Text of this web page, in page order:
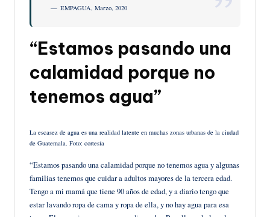
EMPAGUA, Marzo, 2020
“Estamos pasando una
calamidad porque no
tenemos agua”
La escasez de agua es una realidad latente en muchas zonas urbanas de la ciudad
de Guatemala. Foto: cortesía
“Estamos pasando una calamidad porque no tenemos agua y algunas
familias tenemos que cuidar a adultos mayores de la tercera edad.
Tengo a mi mamá que tiene 90 años de edad, y a diario tengo que
estar lavando ropa de cama y ropa de ella, y no hay agua para esa